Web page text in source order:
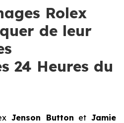
Rolex
de leur
24 Heures du
Jenson Button etJamie